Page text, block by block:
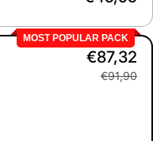
MOST POPULAR PACK
€87,32
€91,90